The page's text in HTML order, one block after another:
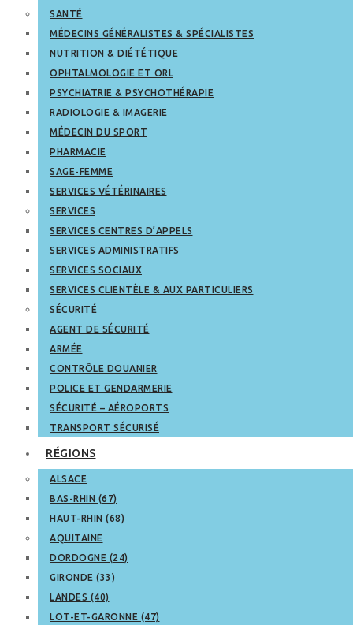
SANTÉ
MÉDECINS GÉNÉRALISTES & SPÉCIALISTES
NUTRITION & DIÉTÉTIQUE
OPHTALMOLOGIE ET ORL
PSYCHIATRIE & PSYCHOTHÉRAPIE
RADIOLOGIE & IMAGERIE
MÉDECIN DU SPORT
PHARMACIE
SAGE-FEMME
SERVICES VÉTÉRINAIRES
SERVICES
SERVICES CENTRES D’APPELS
SERVICES ADMINISTRATIFS
SERVICES SOCIAUX
SERVICES CLIENTÈLE & AUX PARTICULIERS
SÉCURITÉ
AGENT DE SÉCURITÉ
ARMÉE
CONTRÔLE DOUANIER
POLICE ET GENDARMERIE
SÉCURITÉ – AÉROPORTS
TRANSPORT SÉCURISÉ
RÉGIONS
ALSACE
BAS-RHIN (67)
HAUT-RHIN (68)
AQUITAINE
DORDOGNE (24)
GIRONDE (33)
LANDES (40)
LOT-ET-GARONNE (47)